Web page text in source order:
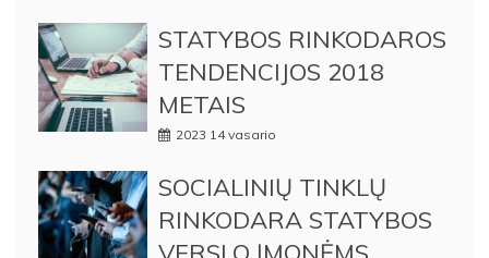
STATYBOS RINKODAROS
TENDENCIJOS 2018
METAIS
2023 14 vasario
SOCIALINIŲ TINKLŲ
RINKODARA STATYBOS